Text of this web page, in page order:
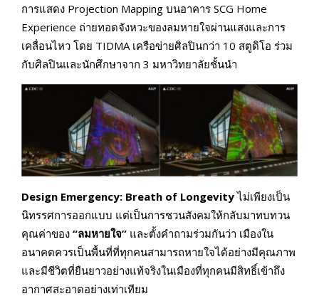
การแสดง Projection Mapping บนอาคาร SCG Home
Experience ถ่ายทอดจังหวะของลมหายใจผ่านแสงและการ
เคลื่อนไหว โดย TIDMA เครือข่ายศิลปินกว่า 10 สตูดิโอ ร่วม
กับศิลปินและนักศึกษาจาก 3 มหาวิทยาลัยชั้นนำ
Design Emergency: Breath of Longevityไม่เพียงเป็น
นิทรรศการออกแบบ แต่เป็นการชวนสังคมให้กลับมาทบทวน
คุณค่าของ “ลมหายใจ” และตั้งคำถามร่วมกันว่า เมืองใน
อนาคตควรเป็นพื้นที่ที่ทุกคนสามารถหายใจได้อย่างมีคุณภาพ
และมีชีวิตที่ยืนยาวอย่างแท้จริงในเมืองที่ทุกคนมีสิทธิ์เข้าถึง
อากาศสะอาดอย่างเท่าเทียม